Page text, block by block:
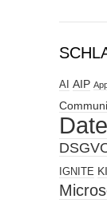
AI AIP
IGNITE KI